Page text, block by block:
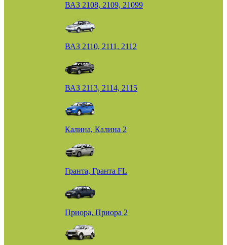
ВАЗ 2108, 2109, 21099
ВАЗ 2110, 2111, 2112
ВАЗ 2113, 2114, 2115
Калина, Калина 2
Гранта, Гранта FL
Приора, Приора 2